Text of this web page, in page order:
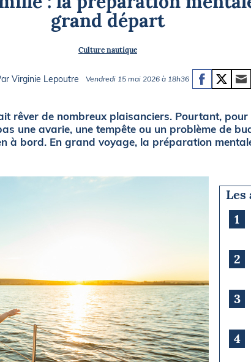
Briefings
grand départ
Culture nautique
Virginie Lepoutre Vendredi 15 mai 2026 à 18h36
rêver de nombreux plaisanciers. Pourtant,
une avarie, une tempête ou un problème de
à bord. En grand voyage, la préparation
Les
1
2
3
4